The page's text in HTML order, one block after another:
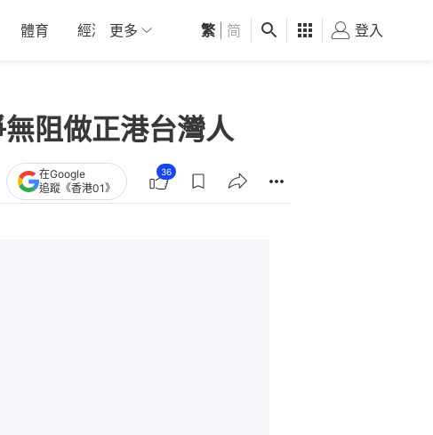
體育 經濟 01深圳 觀點 健康 好食玩飛
更多 繁 简 登入
阻做正港台灣人
在Google
追蹤《香港01》
36